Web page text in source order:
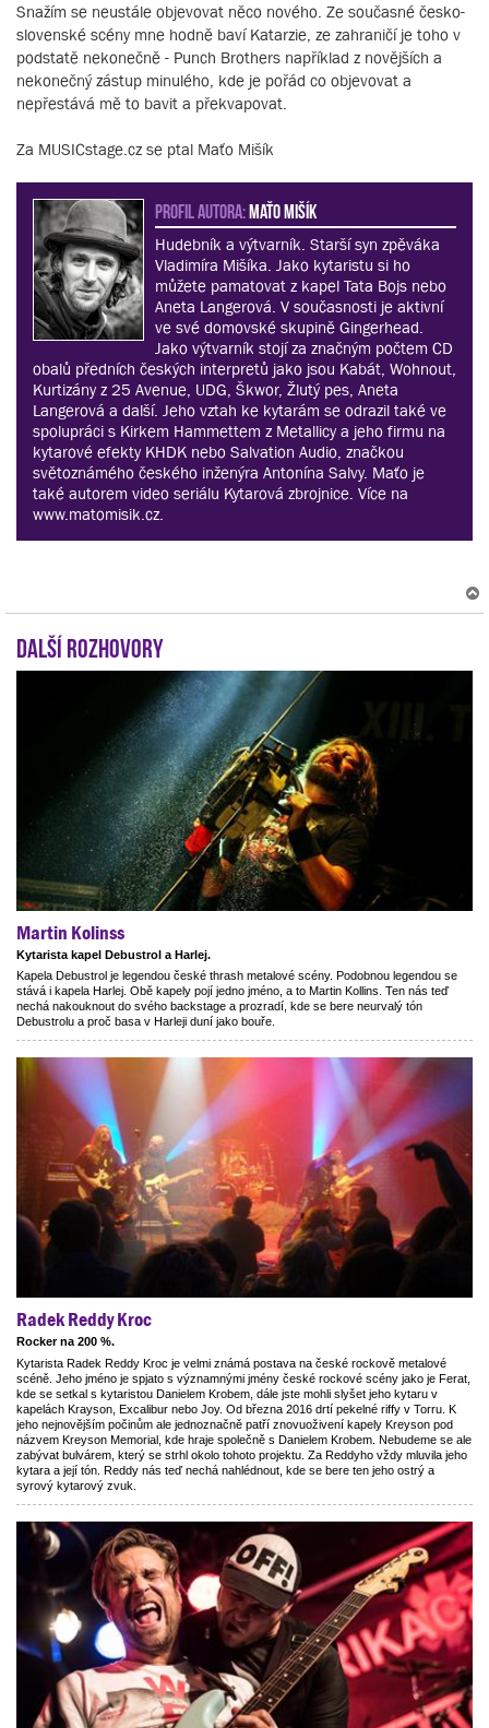
Snažím se neustále objevovat něco nového. Ze současné česko-
slovenské scény mne hodně baví Katarzie, ze zahraničí je toho v
podstatě nekonečně - Punch Brothers například z novějších a
nekonečný zástup minulého, kde je pořád co objevovat a
nepřestává mě to bavit a překvapovat.
Za MUSICstage.cz se ptal Maťo Mišík
PROFIL AUTORA:Maťo Mišík
Hudebník a výtvarník. Starší syn zpěváka
Vladimíra Mišíka. Jako kytaristu si ho
můžete pamatovat z kapel Tata Bojs nebo
Aneta Langerová. V současnosti je aktivní
ve své domovské skupině Gingerhead.
Jako výtvarník stojí za značným počtem CD
obalů předních českých interpretů jako jsou Kabát, Wohnout,
Kurtizány z 25 Avenue, UDG, Škwor, Žlutý pes, Aneta
Langerová a další. Jeho vztah ke kytarám se odrazil také ve
spolupráci s Kirkem Hammettem z Metallicy a jeho firmu na
kytarové efekty KHDK nebo Salvation Audio, značkou
světoznámého českého inženýra Antonína Salvy. Maťo je
také autorem video seriálu Kytarová zbrojnice. Více na
www.matomisik.cz.
Další rozhovory
Martin Kolinss
Kytarista kapel Debustrol a Harlej.
Kapela Debustrol je legendou české thrash metalové scény. Podobnou legendou se
stává i kapela Harlej. Obě kapely pojí jedno jméno, a to Martin Kollins. Ten nás teď
nechá nakouknout do svého backstage a prozradí, kde se bere neurvalý tón
Debustrolu a proč basa v Harleji duní jako bouře.
Radek Reddy Kroc
Rocker na 200 %.
Kytarista Radek Reddy Kroc je velmi známá postava na české rockově metalové
scéně. Jeho jméno je spjato s významnými jmény české rockové scény jako je Ferat,
kde se setkal s kytaristou Danielem Krobem, dále jste mohli slyšet jeho kytaru v
kapelách Krayson, Excalibur nebo Joy. Od března 2016 drtí pekelné riffy v Torru. K
jeho nejnovějším počinům ale jednoznačně patří znovuoživení kapely Kreyson pod
názvem Kreyson Memorial, kde hraje společně s Danielem Krobem. Nebudeme se ale
zabývat bulvárem, který se strhl okolo tohoto projektu. Za Reddyho vždy mluvila jeho
kytara a její tón. Reddy nás teď nechá nahlédnout, kde se bere ten jeho ostrý a
syrový kytarový zvuk.